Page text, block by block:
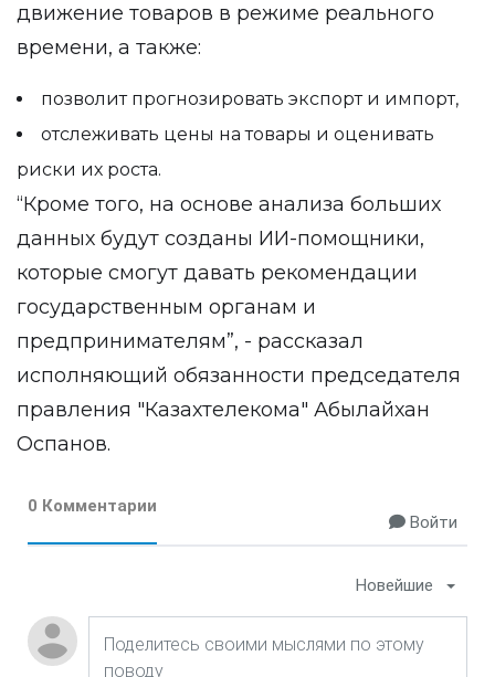
движение товаров в режиме реального
времени, а также:
позволит прогнозировать экспорт и импорт,
отслеживать цены на товары и оценивать
риски их роста.
“Кроме того, на основе анализа больших
данных будут созданы ИИ-помощники,
которые смогут давать рекомендации
государственным органам и
предпринимателям”, - рассказал
исполняющий обязанности председателя
правления "Казахтелекома" Абылайхан
Оспанов.
0 Комментарии
Войти
Новейшие